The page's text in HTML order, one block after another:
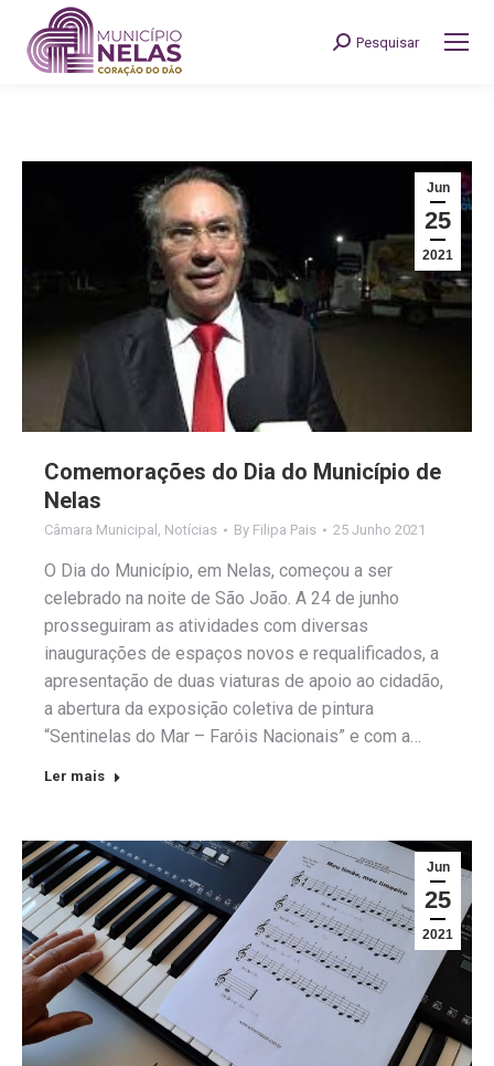
Search:
Pesquisar
Jun
25
2021
Comemorações do Dia do Município de
Nelas
Câmara Municipal Notícias By Filipa Pais 25 Junho 2021
O Dia do Município, em Nelas, começou a ser
celebrado na noite de São João. A 24 de junho
prosseguiram as atividades com diversas
inaugurações de espaços novos e requalificados, a
apresentação de duas viaturas de apoio ao cidadão,
a abertura da exposição coletiva de pintura
“Sentinelas do Mar – Faróis Nacionais” e com a…
Ler mais
Jun
25
2021